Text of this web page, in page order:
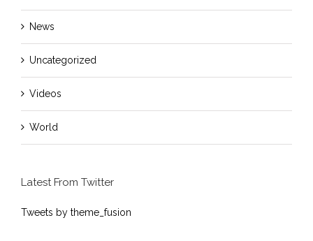
News
Uncategorized
Videos
World
Latest From Twitter
Tweets by theme_fusion